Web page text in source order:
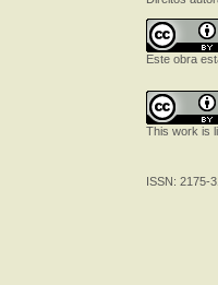
Este obra
This work is
ISSN: 2175-